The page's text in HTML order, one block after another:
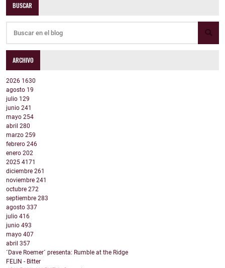
BUSCAR
ARCHIVO
2026 1630
agosto 19
julio 129
junio 241
mayo 254
abril 280
marzo 259
febrero 246
enero 202
2025 4171
diciembre 261
noviembre 241
octubre 272
septiembre 283
agosto 337
julio 416
junio 493
mayo 407
abril 357
´Dave Roemer´ presenta: Rumble at the Ridge
FELIN - Bitter